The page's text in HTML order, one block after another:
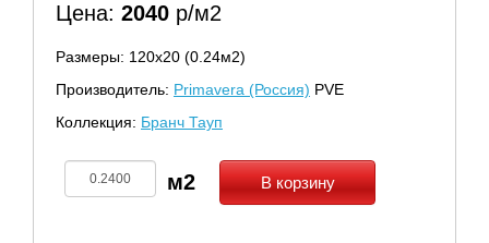
Цена: 2040 р/м2
Размеры: 120х20 (0.24м2)
Производитель: Primavera (Россия) PVE
Коллекция: Бранч Тауп
В корзину